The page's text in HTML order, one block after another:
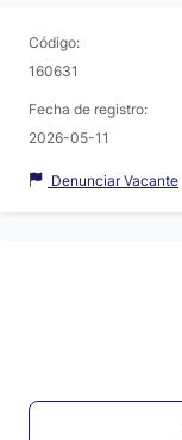
Código:
160631
Fecha de registro:
2026-05-11
Denunciar Vacante